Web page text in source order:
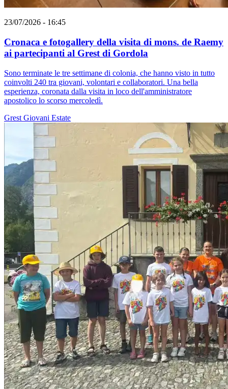
23/07/2026 - 16:45
Cronaca e fotogallery della visita di mons. de Raemy
ai partecipanti al Grest di Gordola
Sono terminate le tre settimane di colonia, che hanno visto in tutto
coinvolti 240 tra giovani, volontari e collaboratori. Una bella
esperienza, coronata dalla visita in loco dell'amministratore
apostolico lo scorso mercoledì.
Grest Giovani Estate